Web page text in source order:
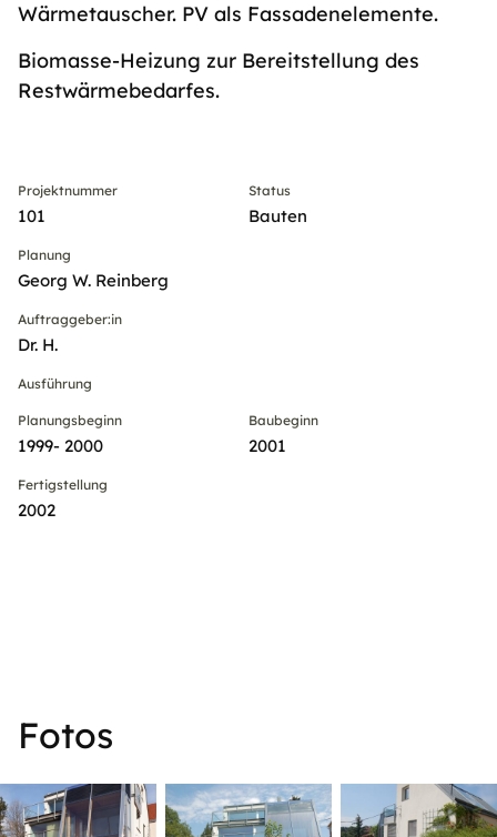
Wärmetauscher. PV als Fassadenelemente.
Biomasse-Heizung zur Bereitstellung des
Restwärmebedarfes.
Projektnummer
101
Status
Bauten
Planung
Georg W. Reinberg
Auftraggeber:in
Dr. H.
Ausführung
Planungsbeginn
1999- 2000
Baubeginn
2001
Fertigstellung
2002
Fotos